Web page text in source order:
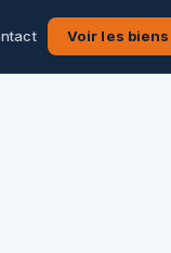
Voir les biens